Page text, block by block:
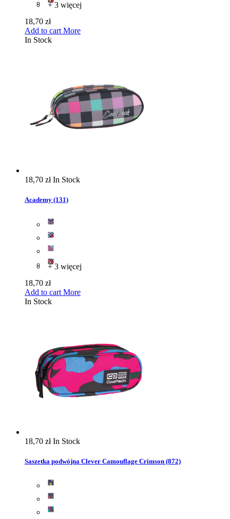
+ 3 więcej
18,70 zł
Add to cart More
In Stock
18,70 złIn Stock
Academy (131)
+ 3 więcej
18,70 zł
Add to cart More
In Stock
18,70 złIn Stock
Saszetka podwójna Clever Camouflage Crimson (872)